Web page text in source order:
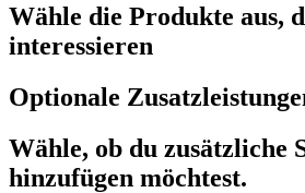
Wähle die Produkte aus,
interessieren
Optionale
Wähle, ob du zusätzliche
hinzufügen möchtest.